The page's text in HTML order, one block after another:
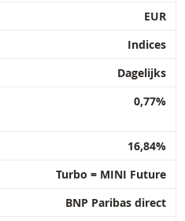
EUR
Indices
Dagelijks
0,77%
16,84%
Turbo = MINI Future
BNP Paribas direct